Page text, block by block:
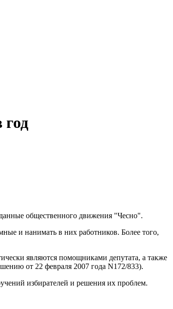
общественного движения "Чесно".
и нанимать в них работников. Более того,
являются помощниками депутата, а также
от 22 февраля 2007 года N172/833).
избирателей и решения их проблем.